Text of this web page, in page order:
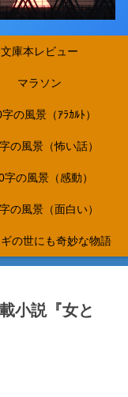
文庫本レビュー
マラソン
の風景（ｱﾗｶﾙﾄ）
の風景（怖い話）
字の風景（感動）
の風景（面白い）
ギの世にも奇妙な物語
小説『女と